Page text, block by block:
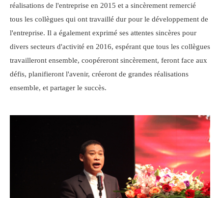
réalisations de l'entreprise en 2015 et a sincèrement remercié
tous les collègues qui ont travaillé dur pour le développement de
l'entreprise. Il a également exprimé ses attentes sincères pour
divers secteurs d'activité en 2016, espérant que tous les collègues
travailleront ensemble, coopéreront sincèrement, feront face aux
défis, planifieront l'avenir, créeront de grandes réalisations
ensemble, et partager le succès.